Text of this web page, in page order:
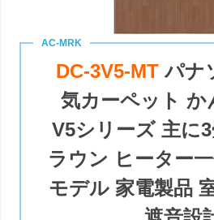
DC-3V5-MTパナ
気カーペット か
V5シリーズ 主に
ラウン ヒーター
モデル 家電製品